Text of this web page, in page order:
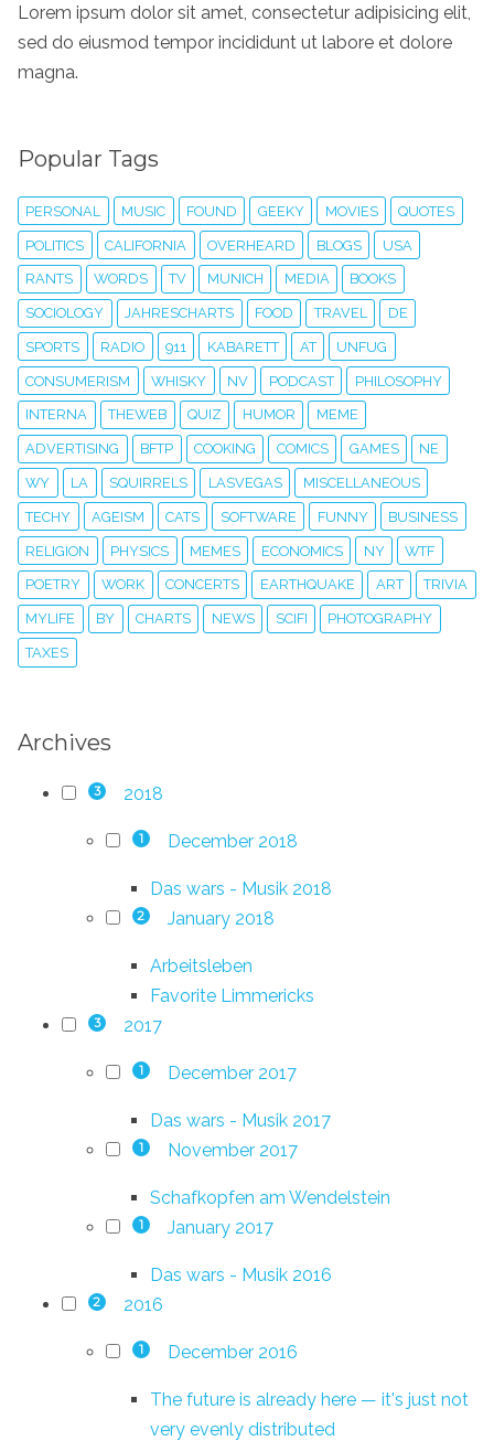
Lorem ipsum dolor sit amet, consectetur adipisicing elit,
sed do eiusmod tempor incididunt ut labore et dolore
magna.
Popular Tags
PERSONAL MUSIC FOUND GEEKY MOVIES QUOTES
POLITICS CALIFORNIA OVERHEARD BLOGS USA
RANTS WORDS TV MUNICH MEDIA BOOKS
SOCIOLOGY JAHRESCHARTS FOOD TRAVEL DE
SPORTS RADIO 911 KABARETT AT UNFUG
CONSUMERISM WHISKY NV PODCAST PHILOSOPHY
INTERNA THEWEB QUIZ HUMOR MEME
ADVERTISING BFTP COOKING COMICS GAMES NE
WY LA SQUIRRELS LASVEGAS MISCELLANEOUS
TECHY AGEISM CATS SOFTWARE FUNNY BUSINESS
RELIGION PHYSICS MEMES ECONOMICS NY WTF
POETRY WORK CONCERTS EARTHQUAKE ART TRIVIA
MYLIFE BY CHARTS NEWS SCIFI PHOTOGRAPHY
TAXES
Archives
3 2018
1 December 2018
Das wars - Musik 2018
2 January 2018
Arbeitsleben
Favorite Limmericks
3 2017
1 December 2017
Das wars - Musik 2017
1 November 2017
Schafkopfen am Wendelstein
1 January 2017
Das wars - Musik 2016
2 2016
1 December 2016
The future is already here — it's just not
very evenly distributed